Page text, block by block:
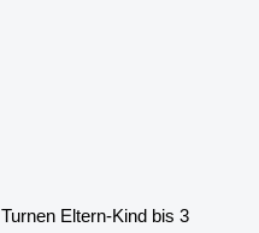
Turnen Eltern-Kind bis 3